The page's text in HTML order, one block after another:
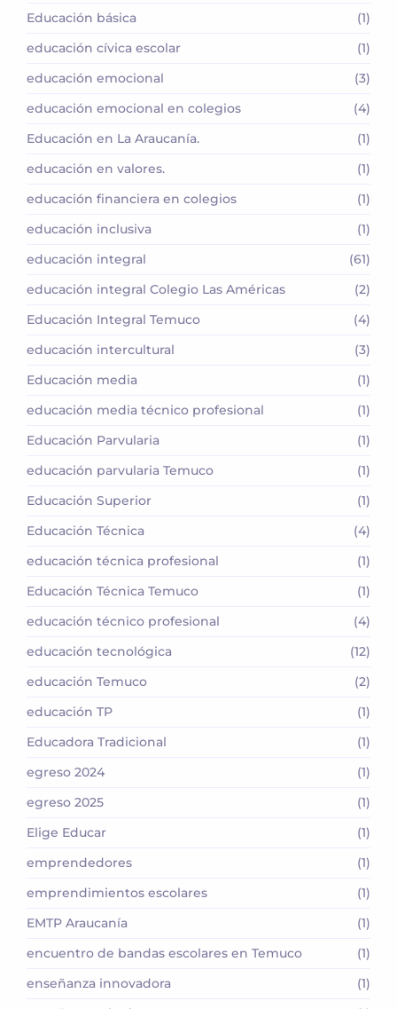
Educación básica
(1)
educación cívica escolar
(1)
educación emocional
(3)
educación emocional en colegios
(4)
Educación en La Araucanía.
(1)
educación en valores.
(1)
educación financiera en colegios
(1)
educación inclusiva
(1)
educación integral
(61)
educación integral Colegio Las Américas
(2)
Educación Integral Temuco
(4)
educación intercultural
(3)
Educación media
(1)
educación media técnico profesional
(1)
Educación Parvularia
(1)
educación parvularia Temuco
(1)
Educación Superior
(1)
Educación Técnica
(4)
educación técnica profesional
(1)
Educación Técnica Temuco
(1)
educación técnico profesional
(4)
educación tecnológica
(12)
educación Temuco
(2)
educación TP
(1)
Educadora Tradicional
(1)
egreso 2024
(1)
egreso 2025
(1)
Elige Educar
(1)
emprendedores
(1)
emprendimientos escolares
(1)
EMTP Araucanía
(1)
encuentro de bandas escolares en Temuco
(1)
enseñanza innovadora
(1)